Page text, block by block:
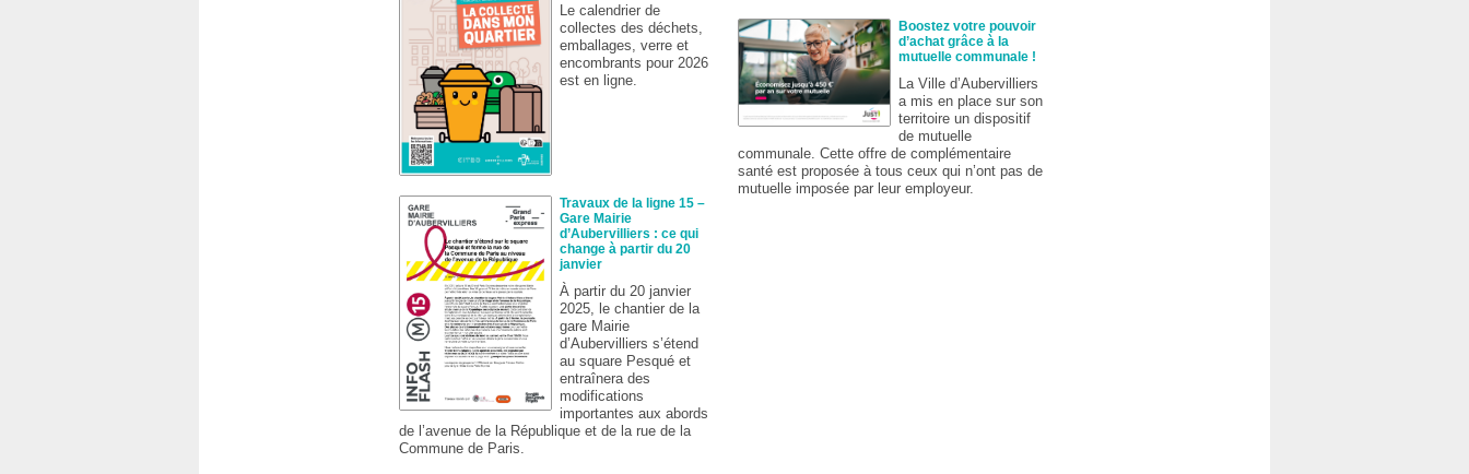
Le calendrier de
collectes des déchets,
emballages, verre et
encombrants pour 2026
est en ligne.
Travaux de la ligne 15 –
Gare Mairie
d’Aubervilliers : ce qui
change à partir du 20
janvier
À partir du 20 janvier
2025, le chantier de la
gare Mairie
d’Aubervilliers s’étend
au square Pesqué et
entraînera des
modifications
importantes aux abords
de l’avenue de la République et de la rue de la
Commune de Paris.
Boostez votre pouvoir
d’achat grâce à la
mutuelle communale !
La Ville d’Aubervilliers
a mis en place sur son
territoire un dispositif
de mutuelle
communale. Cette offre de complémentaire
santé est proposée à tous ceux qui n’ont pas de
mutuelle imposée par leur employeur.